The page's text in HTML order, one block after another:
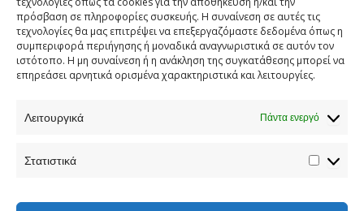
πρόσβαση σε πληροφορίες συσκευής. Η συναίνεση σε αυτές τις
τεχνολογίες θα μας επιτρέψει να επεξεργαζόμαστε δεδομένα όπως η
συμπεριφορά περιήγησης ή μοναδικά αναγνωριστικά σε αυτόν τον
ιστότοπο. Η μη συναίνεση ή η ανάκληση της συγκατάθεσης μπορεί να
επηρεάσει αρνητικά ορισμένα χαρακτηριστικά και λειτουργίες.
Λειτουργικά Πάντα ενεργό
Στατιστικά